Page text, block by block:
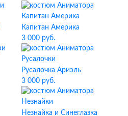
Капитан Америка
3 000 руб.
Русалочка Ариэль
3 000 руб.
Незнайка и Синеглазка